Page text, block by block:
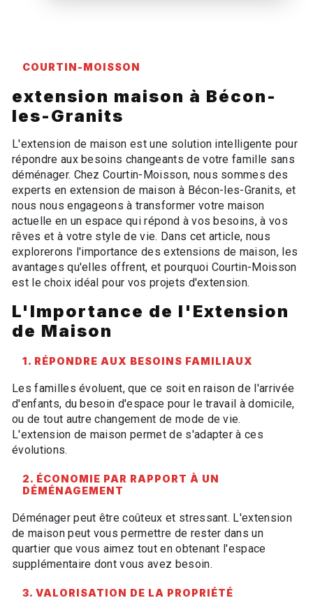
COURTIN-MOISSON
extension maison à Bécon-
les-Granits
L'extension de maison est une solution intelligente pour
répondre aux besoins changeants de votre famille sans
déménager. Chez Courtin-Moisson, nous sommes des
experts en extension de maison à Bécon-les-Granits, et
nous nous engageons à transformer votre maison
actuelle en un espace qui répond à vos besoins, à vos
rêves et à votre style de vie. Dans cet article, nous
explorerons l'importance des extensions de maison, les
avantages qu'elles offrent, et pourquoi Courtin-Moisson
est le choix idéal pour vos projets d'extension.
L'Importance de l'Extension
de Maison
1. RÉPONDRE AUX BESOINS FAMILIAUX
Les familles évoluent, que ce soit en raison de l'arrivée
d'enfants, du besoin d'espace pour le travail à domicile,
ou de tout autre changement de mode de vie.
L'extension de maison permet de s'adapter à ces
évolutions.
2. ÉCONOMIE PAR RAPPORT À UN
DÉMÉNAGEMENT
Déménager peut être coûteux et stressant. L'extension
de maison peut vous permettre de rester dans un
quartier que vous aimez tout en obtenant l'espace
supplémentaire dont vous avez besoin.
3. VALORISATION DE LA PROPRIÉTÉ